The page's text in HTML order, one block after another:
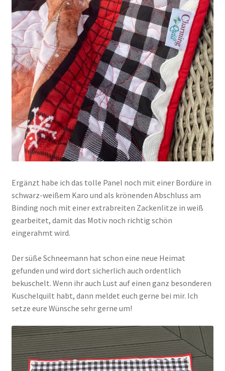
Ergänzt habe ich das tolle Panel noch mit einer Bordüre in
schwarz-weißem Karo und als krönenden Abschluss am
Binding noch mit einer extrabreiten Zackenlitze in weiß
gearbeitet, damit das Motiv noch richtig schön
eingerahmt wird.
Der süße Schneemann hat schon eine neue Heimat
gefunden und wird dort sicherlich auch ordentlich
bekuschelt. Wenn ihr auch Lust auf einen ganz besonderen
Kuschelquilt habt, dann meldet euch gerne bei mir. Ich
setze eure Wünsche sehr gerne um!